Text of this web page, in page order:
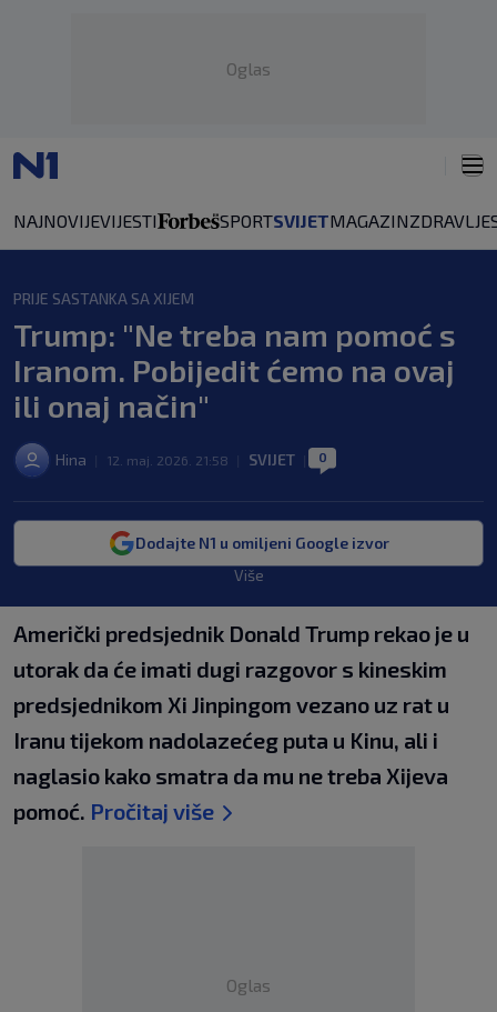
Oglas
NAJNOVIJEVIJESTI SPORTSVIJETMAGAZINZDRAVLJE
PRIJE SASTANKA SA XIJEM
Trump: "Ne treba nam pomoć s
Iranom. Pobijedit ćemo na ovaj
ili onaj način"
Hina 12. maj. 2026. 21:58 SVIJET 0
Dodajte N1 u omiljeni Google izvor
Više
Američki predsjednik Donald Trump rekao je u
utorak da će imati dugi razgovor s kineskim
predsjednikom Xi Jinpingom vezano uz rat u
Iranu tijekom nadolazećeg puta u Kinu, ali i
naglasio kako smatra da mu ne treba Xijeva
pomoć. Pročitaj više
Oglas